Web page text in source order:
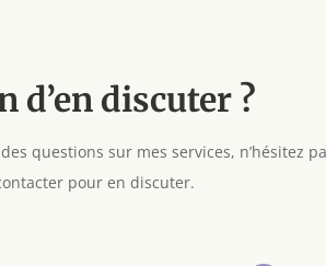
d’en discuter ?
questions sur mes services, n’hésitez
pour en discuter.